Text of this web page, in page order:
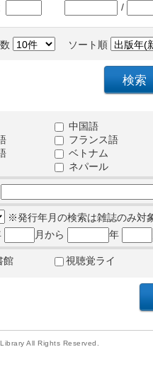
/
ソート順
中国語
フランス語
ベトナム
ネパール
※発行年月の検索は雑誌のみ対
月から 年
館 視聴覚ライ
All Rights Reserved.